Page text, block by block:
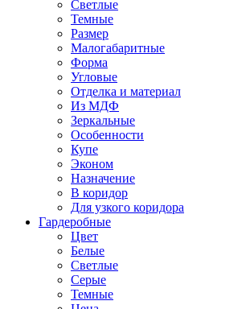
Светлые
Темные
Размер
Малогабаритные
Форма
Угловые
Отделка и материал
Из МДФ
Зеркальные
Особенности
Купе
Эконом
Назначение
В коридор
Для узкого коридора
Гардеробные
Цвет
Белые
Светлые
Серые
Темные